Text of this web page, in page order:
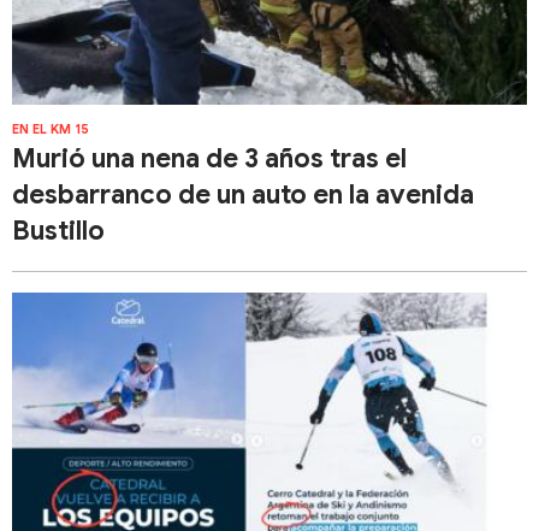
EN EL KM 15
Murió una nena de 3 años tras el
desbarranco de un auto en la avenida
Bustillo